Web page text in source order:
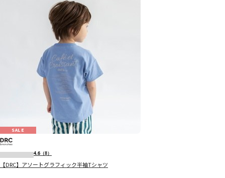
SALE
4.6 （8）
【DRC】アソートグラフィック半袖Tシャツ